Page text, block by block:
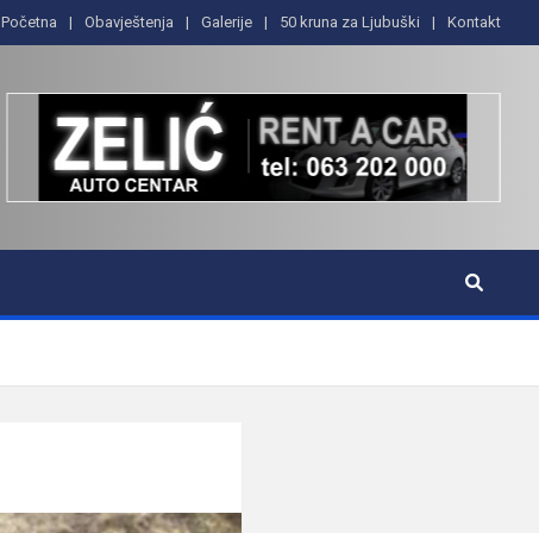
Početna Obavještenja Galerije 50 kruna za Ljubuški Kontakt